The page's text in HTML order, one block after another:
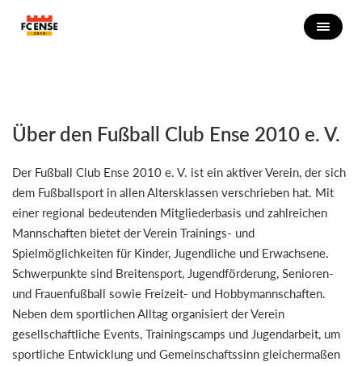
Über den Fußball Club Ense 2010 e. V.
Der Fußball Club Ense 2010 e. V. ist ein aktiver Verein, der sich
dem Fußballsport in allen Altersklassen verschrieben hat. Mit
einer regional bedeutenden Mitgliederbasis und zahlreichen
Mannschaften bietet der Verein Trainings- und
Spielmöglichkeiten für Kinder, Jugendliche und Erwachsene.
Schwerpunkte sind Breitensport, Jugendförderung, Senioren-
und Frauenfußball sowie Freizeit- und Hobbymannschaften.
Neben dem sportlichen Alltag organisiert der Verein
gesellschaftliche Events, Trainingscamps und Jugendarbeit, um
sportliche Entwicklung und Gemeinschaftssinn gleichermaßen